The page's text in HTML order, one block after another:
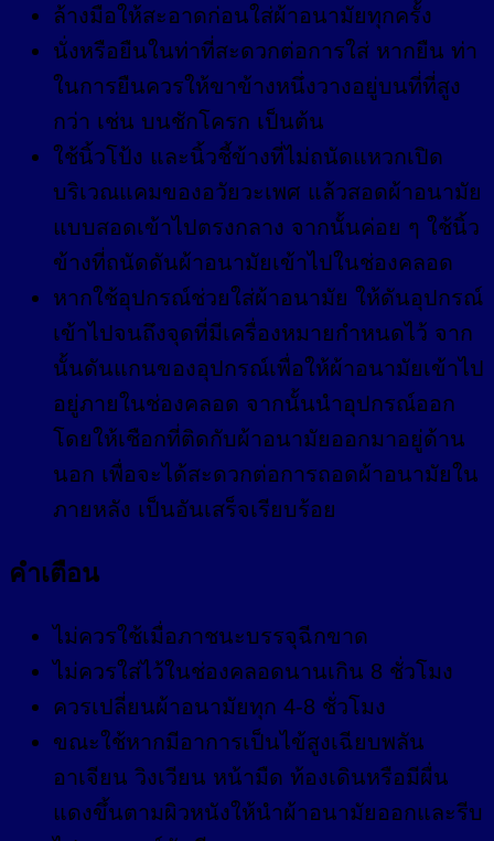
ล้างมือให้สะอาดก่อนใส่ผ้าอนามัยทุกครั้ง
นั่งหรือยืนในท่าที่สะดวกต่อการใส่ หากยืน ท่า
ในการยืนควรให้ขาข้างหนึ่งวางอยู่บนที่ที่สูง
กว่า เช่น บนชักโครก เป็นต้น
ใช้นิ้วโป้ง และนิ้วชี้ข้างที่ไม่ถนัดแหวกเปิด
บริเวณแคมของอวัยวะเพศ แล้วสอดผ้าอนามัย
แบบสอดเข้าไปตรงกลาง จากนั้นค่อย ๆ ใช้นิ้ว
ข้างที่ถนัดดันผ้าอนามัยเข้าไปในช่องคลอด
หากใช้อุปกรณ์ช่วยใส่ผ้าอนามัย ให้ดันอุปกรณ์
เข้าไปจนถึงจุดที่มีเครื่องหมายกำหนดไว้ จาก
นั้นดันแกนของอุปกรณ์เพื่อให้ผ้าอนามัยเข้าไป
อยู่ภายในช่องคลอด จากนั้นนำอุปกรณ์ออก
โดยให้เชือกที่ติดกับผ้าอนามัยออกมาอยู่ด้าน
นอก เพื่อจะได้สะดวกต่อการถอดผ้าอนามัยใน
ภายหลัง เป็นอันเสร็จเรียบร้อย
คำเตือน
ไม่ควรใช้เมื่อภาชนะบรรจุฉีกขาด
ไม่ควรใส่ไว้ในช่องคลอดนานเกิน 8 ชั่วโมง
ควรเปลี่ยนผ้าอนามัยทุก 4-8 ชั่วโมง
ขณะใช้หากมีอาการเป็นไข้สูงเฉียบพลัน
อาเจียน วิงเวียน หน้ามืด ท้องเดินหรือมีผื่น
แดงขึ้นตามผิวหนังให้นำผ้าอนามัยออกและรีบ